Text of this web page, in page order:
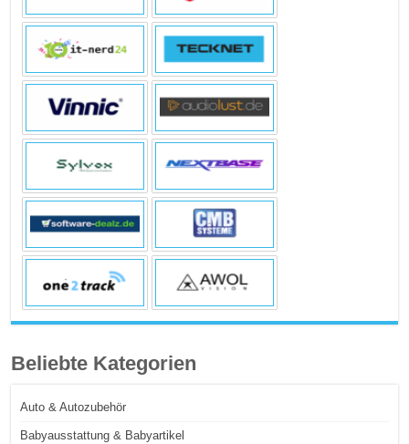
Beliebte Kategorien
Auto & Autozubehör
Babyausstattung & Babyartikel